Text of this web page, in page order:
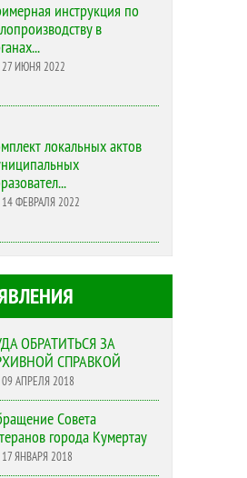
инструкция по
в
27 ИЮНЯ 2022
локальных актов
14 ФЕВРАЛЯ 2022
ОБРАТИТЬСЯ ЗА
СПРАВКОЙ
09 АПРЕЛЯ 2018
Совета
города Кумертау
17 ЯНВАРЯ 2018